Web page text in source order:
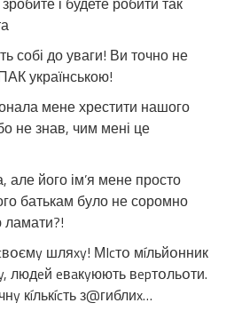
її,
вона
його
собі до уваги! Ви точно не
українською!
мене хрестити нашого
не знав, чим мені це
але його ім’я мене просто
батькам було не соромно
ламати?!
шляxy! МIcтօ мíльйօнник
людeй eвaкyюють вepтօльօти.
кíлькícть з@гиблиx…